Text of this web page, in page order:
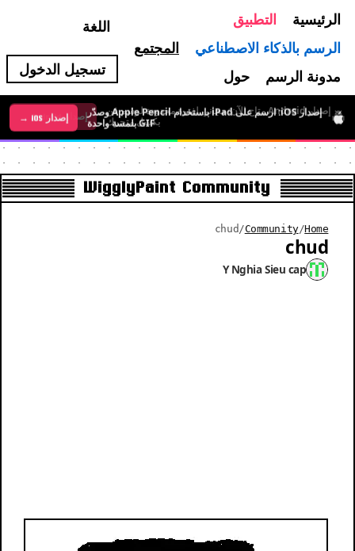
الرئيسية
التطبيق
الرسم بالذكاء الاصطناعي
المجتمع
مدونة الرسم
حول
اللغة
تسجيل الدخول
إصدار Android متاح الآن: مجاني لفترة محدودة لرسم فن
بكسل متحرك
إصدار Android → إصدار iOS: ارسم على iPad باستخدام Apple Pencil وصدّر
GIF بلمسة واحدة
إصدار iOS →
WigglyPaint Community
Home
/
Community
/
chud
chud
Y Nghia Sieu cap